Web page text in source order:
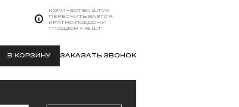
КОЛИЧЕСТВО ШТУК
ПЕРЕСЧИТЫВАЕТСЯ
КРАТНО ПОДДОНУ:
1 ПОДДОН = 48 ШТ
В КОРЗИНУ ЗАКАЗАТЬ ЗВОНОК